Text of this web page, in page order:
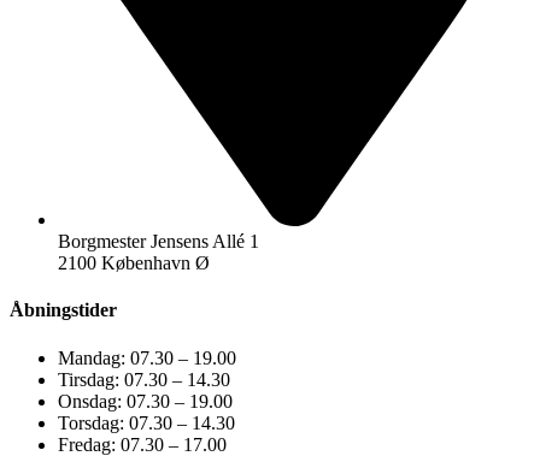
Borgmester Jensens Allé 1
2100 København Ø
Åbningstider
Mandag: 07.30 – 19.00
Tirsdag: 07.30 – 14.30
Onsdag: 07.30 – 19.00
Torsdag: 07.30 – 14.30
Fredag: 07.30 – 17.00